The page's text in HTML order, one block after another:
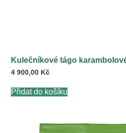
Kulečníkové tágo
4 900,00 Kč
Přidat do košíku